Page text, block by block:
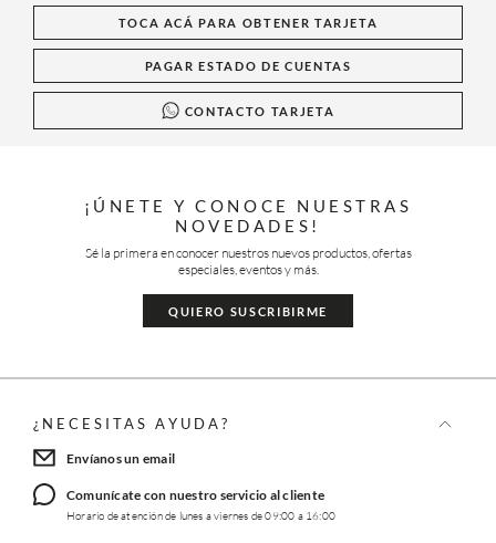
TOCA ACÁ PARA OBTENER TARJETA
PAGAR ESTADO DE CUENTAS
CONTACTO TARJETA
¡ÚNETE Y CONOCE NUESTRAS
NOVEDADES!
Sé la primera en conocer nuestros nuevos productos, ofertas
especiales, eventos y más.
QUIERO SUSCRIBIRME
¿NECESITAS AYUDA?
Envíanos un email
Comunícate con nuestro servicio al cliente
Horario de atención de lunes a viernes de 09:00 a 16:00